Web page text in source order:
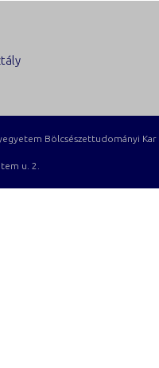
Bölcsészettudományi Kar
u. 2.